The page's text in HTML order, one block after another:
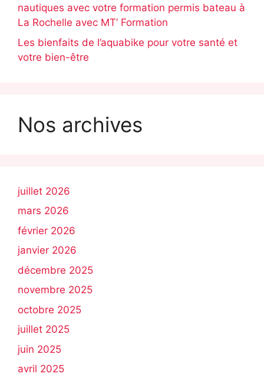
nautiques avec votre formation permis bateau à
La Rochelle avec MT’ Formation
Les bienfaits de l’aquabike pour votre santé et
votre bien-être
Nos archives
juillet 2026
mars 2026
février 2026
janvier 2026
décembre 2025
novembre 2025
octobre 2025
juillet 2025
juin 2025
avril 2025